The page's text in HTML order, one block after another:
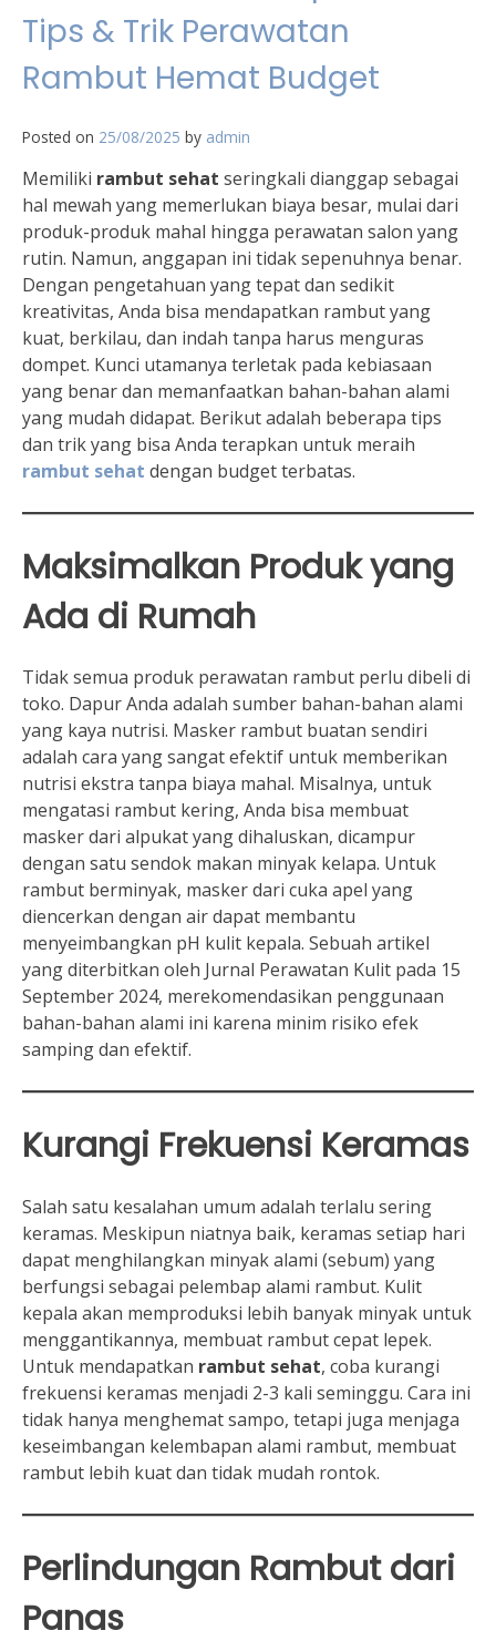
Tips & Trik Perawatan
Rambut Hemat Budget
Posted on 25/08/2025 by admin
Memiliki rambut sehat seringkali dianggap sebagai
hal mewah yang memerlukan biaya besar, mulai dari
produk-produk mahal hingga perawatan salon yang
rutin. Namun, anggapan ini tidak sepenuhnya benar.
Dengan pengetahuan yang tepat dan sedikit
kreativitas, Anda bisa mendapatkan rambut yang
kuat, berkilau, dan indah tanpa harus menguras
dompet. Kunci utamanya terletak pada kebiasaan
yang benar dan memanfaatkan bahan-bahan alami
yang mudah didapat. Berikut adalah beberapa tips
dan trik yang bisa Anda terapkan untuk meraih
rambut sehat dengan budget terbatas.
Maksimalkan Produk yang
Ada di Rumah
Tidak semua produk perawatan rambut perlu dibeli di
toko. Dapur Anda adalah sumber bahan-bahan alami
yang kaya nutrisi. Masker rambut buatan sendiri
adalah cara yang sangat efektif untuk memberikan
nutrisi ekstra tanpa biaya mahal. Misalnya, untuk
mengatasi rambut kering, Anda bisa membuat
masker dari alpukat yang dihaluskan, dicampur
dengan satu sendok makan minyak kelapa. Untuk
rambut berminyak, masker dari cuka apel yang
diencerkan dengan air dapat membantu
menyeimbangkan pH kulit kepala. Sebuah artikel
yang diterbitkan oleh Jurnal Perawatan Kulit pada 15
September 2024, merekomendasikan penggunaan
bahan-bahan alami ini karena minim risiko efek
samping dan efektif.
Kurangi Frekuensi Keramas
Salah satu kesalahan umum adalah terlalu sering
keramas. Meskipun niatnya baik, keramas setiap hari
dapat menghilangkan minyak alami (sebum) yang
berfungsi sebagai pelembap alami rambut. Kulit
kepala akan memproduksi lebih banyak minyak untuk
menggantikannya, membuat rambut cepat lepek.
Untuk mendapatkan rambut sehat, coba kurangi
frekuensi keramas menjadi 2-3 kali seminggu. Cara ini
tidak hanya menghemat sampo, tetapi juga menjaga
keseimbangan kelembapan alami rambut, membuat
rambut lebih kuat dan tidak mudah rontok.
Perlindungan Rambut dari
Panas